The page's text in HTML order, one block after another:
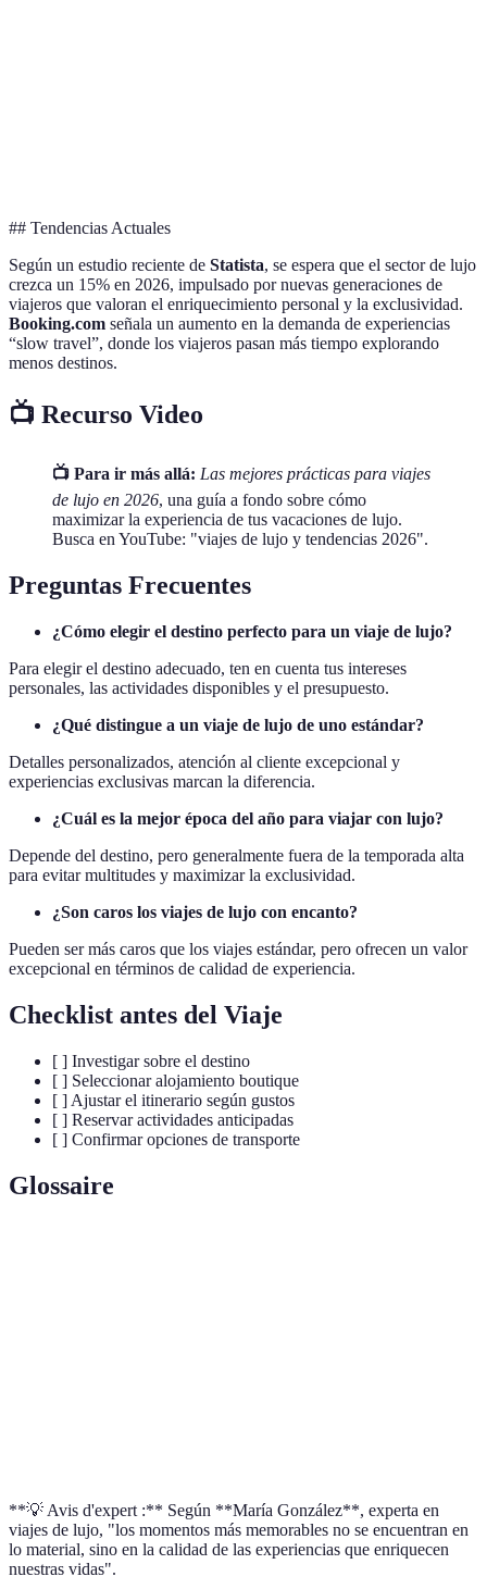
## Tendencias Actuales
Según un estudio reciente de Statista, se espera que el sector de lujo
crezca un 15% en 2026, impulsado por nuevas generaciones de
viajeros que valoran el enriquecimiento personal y la exclusividad.
Booking.com señala un aumento en la demanda de experiencias
“slow travel”, donde los viajeros pasan más tiempo explorando
menos destinos.
📺 Recurso Video
📺 Para ir más allá: Las mejores prácticas para viajes
de lujo en 2026, una guía a fondo sobre cómo
maximizar la experiencia de tus vacaciones de lujo.
Busca en YouTube: "viajes de lujo y tendencias 2026".
Preguntas Frecuentes
¿Cómo elegir el destino perfecto para un viaje de lujo?
Para elegir el destino adecuado, ten en cuenta tus intereses
personales, las actividades disponibles y el presupuesto.
¿Qué distingue a un viaje de lujo de uno estándar?
Detalles personalizados, atención al cliente excepcional y
experiencias exclusivas marcan la diferencia.
¿Cuál es la mejor época del año para viajar con lujo?
Depende del destino, pero generalmente fuera de la temporada alta
para evitar multitudes y maximizar la exclusividad.
¿Son caros los viajes de lujo con encanto?
Pueden ser más caros que los viajes estándar, pero ofrecen un valor
excepcional en términos de calidad de experiencia.
Checklist antes del Viaje
[ ] Investigar sobre el destino
[ ] Seleccionar alojamiento boutique
[ ] Ajustar el itinerario según gustos
[ ] Reservar actividades anticipadas
[ ] Confirmar opciones de transporte
Glossaire
**💡 Avis d'expert :** Según **María González**, experta en
viajes de lujo, "los momentos más memorables no se encuentran en
lo material, sino en la calidad de las experiencias que enriquecen
nuestras vidas".